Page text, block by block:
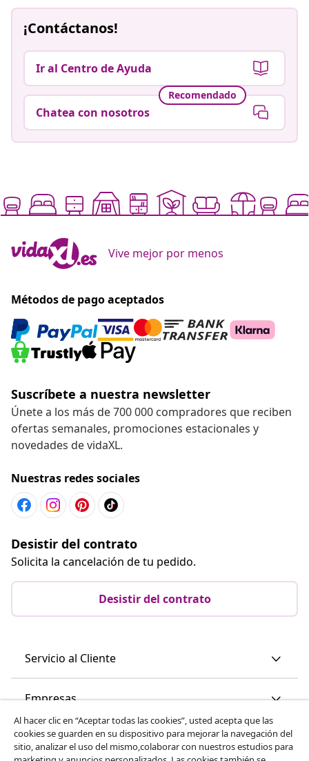
¡Contáctanos!
Ir al Centro de Ayuda
Recomendado
Chatea con nosotros
Vive mejor por menos
Métodos de pago aceptados
Suscríbete a nuestra newsletter
Únete a los más de 700 000 compradores que reciben
ofertas semanales, promociones estacionales y
novedades de vidaXL.
Nuestras redes sociales
Desistir del contrato
Solicita la cancelación de tu pedido.
Desistir del contrato
Servicio al Cliente
Empresas
vidaXL
Al hacer clic en “Aceptar todas las cookies”, usted acepta que las
cookies se guarden en su dispositivo para mejorar la navegación del
sitio, analizar el uso del mismo,colaborar con nuestros estudios para